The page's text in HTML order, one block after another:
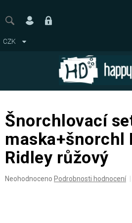
obsah
CZK
Šnorchlovací
maska+šnorchl
Ridley růžový
Průměrné
Neohodnoceno Podrobnosti hodnocení